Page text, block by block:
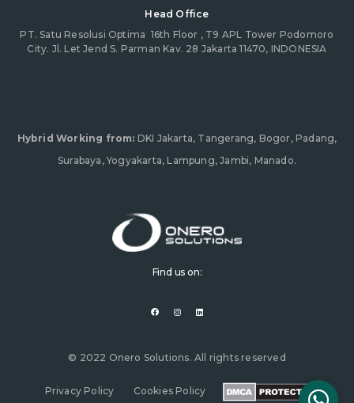
Head Office
PT. Satu Resolusi Optima 16th Floor , T9 APL Tower Podomoro
City. Jl. Let Jend S. Parman Kav. 28 Jakarta 11470, INDONESIA
Hybrid Working from: DKI Jakarta, Tangerang, Bogor, Padang,
Surabaya, Yogyakarta, Lampung, Jambi, Manado.
Find us on:
a
c
o
k
n
s
a
i
n
n
© 2022 Onero Solutions. All rights reserved
Privacy Policy Cookies Policy